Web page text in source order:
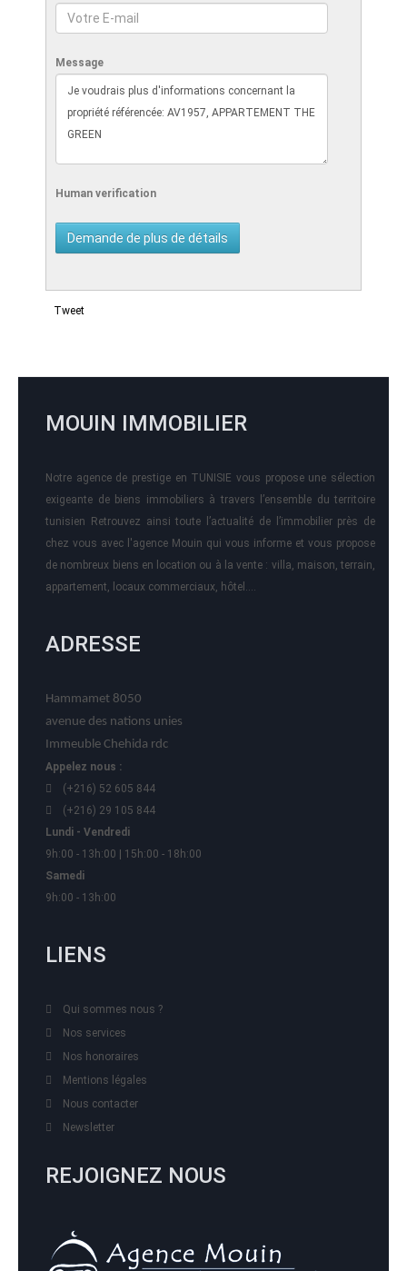
Message
Human verification
Tweet
MOUIN IMMOBILIER
Notre agence de prestige en TUNISIE vous propose une sélection
exigeante de biens immobiliers à travers l’ensemble du territoire
tunisien Retrouvez ainsi toute l’actualité de l’immobilier près de
chez vous avec l'agence Mouin qui vous informe et vous propose
de nombreux biens en location ou à la vente : villa, maison, terrain,
appartement, locaux commerciaux, hôtel….
ADRESSE
Hammamet 8050
avenue des nations unies
Immeuble Chehida rdc
Appelez nous :
(+216) 52 605 844
(+216) 29 105 844
Lundi - Vendredi
9h:00 - 13h:00 | 15h:00 - 18h:00
Samedi
9h:00 - 13h:00
LIENS
Qui sommes nous ?
Nos services
Nos honoraires
Mentions légales
Nous contacter
Newsletter
REJOIGNEZ NOUS